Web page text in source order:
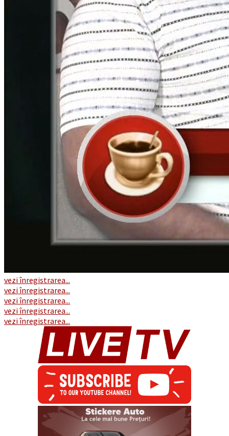
vezi înregistrarea...
vezi înregistrarea...
vezi înregistrarea...
vezi înregistrarea...
vezi înregistrarea...